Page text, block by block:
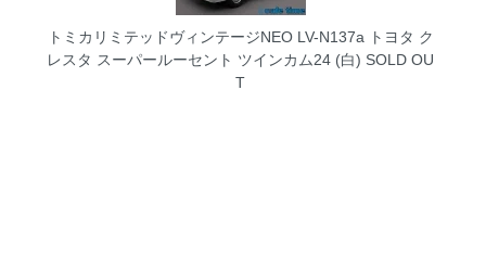
トミカリミテッドヴィンテージNEO LV-N137a トヨタ ク
レスタ スーパールーセント ツインカム24 (白) SOLD OU
T